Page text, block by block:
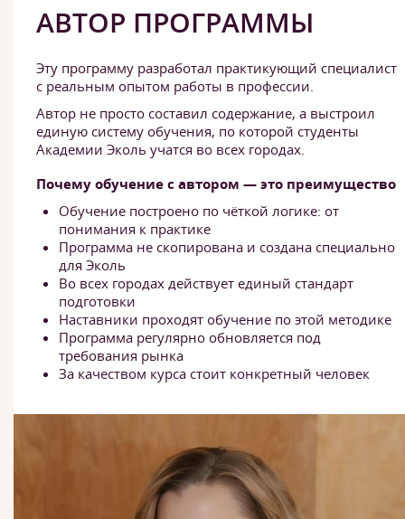
АВТОР ПРОГРАММЫ
Эту программу разработал практикующий специалист
с реальным опытом работы в профессии.
Автор не просто составил содержание, а выстроил
единую систему обучения, по которой студенты
Академии Эколь учатся во всех городах.
Почему обучение с автором — это преимущество
Обучение построено по чёткой логике: от
понимания к практике
Программа не скопирована и создана специально
для Эколь
Во всех городах действует единый стандарт
подготовки
Наставники проходят обучение по этой методике
Программа регулярно обновляется под
требования рынка
За качеством курса стоит конкретный человек